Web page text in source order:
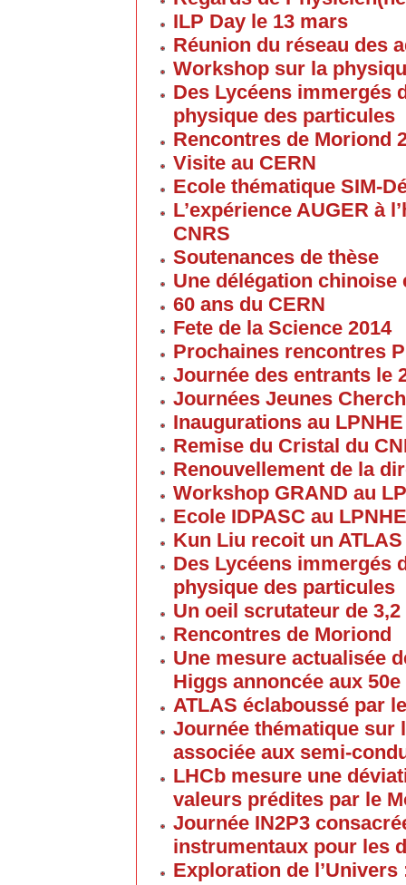
ILP Day le 13 mars
Réunion du réseau des
Workshop sur la
Des Lycéens immergés
physique des particules
Rencontres de Moriond
Visite au CERN
Ecole thématique SIM-
L’expérience AUGER à
CNRS
Soutenances de thèse
Une délégation
60 ans du CERN
Fete de la Science 2014
Prochaines rencontres
Journée des entrants le
Journées Jeunes
Inaugurations au LPNHE
Remise du Cristal du
Renouvellement de la
Workshop GRAND au
Ecole IDPASC au LPNHE
Kun Liu recoit un
Des Lycéens immergés
physique des particules
Un oeil scrutateur de
Rencontres de Moriond
Une mesure actualisée
Higgs annoncée aux
ATLAS éclaboussé par
Journée thématique sur
associée aux semi-
LHCb mesure une
valeurs prédites par le
Journée IN2P3
instrumentaux pour les
Exploration de